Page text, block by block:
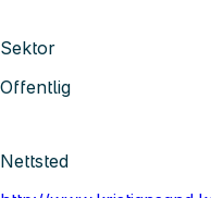
Sektor
Offentlig
Nettsted